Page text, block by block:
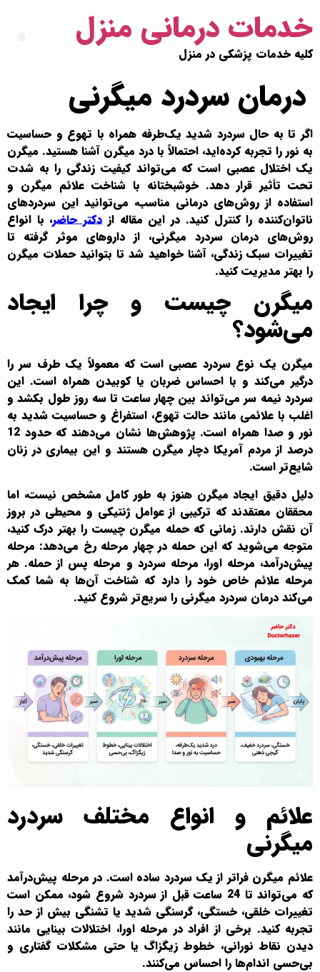
خدمات درمانی منزل
کلیه خدمات پزشکی در منزل
درمان سردرد میگرنی
اگر تا به حال سردرد شدید یک‌طرفه همراه با تهوع و حساسیت
به نور را تجربه کرده‌اید، احتمالاً با درد میگرن آشنا هستید. میگرن
یک اختلال عصبی است که می‌تواند کیفیت زندگی را به شدت
تحت تأثیر قرار دهد. خوشبختانه با شناخت علائم میگرن و
استفاده از روش‌های درمانی مناسب، می‌توانید این سردردهای
ناتوان‌کننده را کنترل کنید. در این مقاله ازدکتر حاضر، با انواع
روش‌های درمان سردرد میگرنی، از داروهای موثر گرفته تا
تغییرات سبک زندگی، آشنا خواهید شد تا بتوانید حملات میگرن
را بهتر مدیریت کنید.
میگرن چیست و چرا ایجاد
می‌شود؟
میگرن یک نوع سردرد عصبی است که معمولاً یک طرف سر را
درگیر می‌کند و با احساس ضربان یا کوبیدن همراه است. این
سردرد نیمه سر می‌تواند بین چهار ساعت تا سه روز طول بکشد و
اغلب با علائمی مانند حالت تهوع، استفراغ و حساسیت شدید به
نور و صدا همراه است. پژوهش‌ها نشان می‌دهند که حدود 12
درصد از مردم آمریکا دچار میگرن هستند و این بیماری در زنان
شایع‌تر است.
دلیل دقیق ایجاد میگرن هنوز به طور کامل مشخص نیست، اما
محققان معتقدند که ترکیبی از عوامل ژنتیکی و محیطی در بروز
آن نقش دارند. زمانی که حمله میگرن چیست را بهتر درک کنید،
متوجه می‌شوید که این حمله در چهار مرحله رخ می‌دهد: مرحله
پیش‌درآمد، مرحله اورا، مرحله سردرد و مرحله پس از حمله. هر
مرحله علائم خاص خود را دارد که شناخت آن‌ها به شما کمک
می‌کند درمان سردرد میگرنی را سریع‌تر شروع کنید.
علائم و انواع مختلف سردرد
میگرنی
علائم میگرن فراتر از یک سردرد ساده است. در مرحله پیش‌درآمد
که می‌تواند تا 24 ساعت قبل از سردرد شروع شود، ممکن است
تغییرات خلقی، خستگی، گرسنگی شدید یا تشنگی بیش از حد را
تجربه کنید. برخی از افراد در مرحله اورا، اختلالات بینایی مانند
دیدن نقاط نورانی، خطوط زیگزاگ یا حتی مشکلات گفتاری و
بی‌حسی اندام‌ها را احساس می‌کنند.